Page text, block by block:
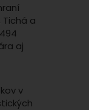
a
aj
v